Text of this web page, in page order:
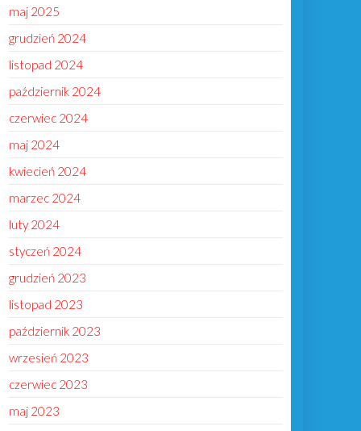
maj 2025
grudzień 2024
listopad 2024
październik 2024
czerwiec 2024
maj 2024
kwiecień 2024
marzec 2024
luty 2024
styczeń 2024
grudzień 2023
listopad 2023
październik 2023
wrzesień 2023
czerwiec 2023
maj 2023